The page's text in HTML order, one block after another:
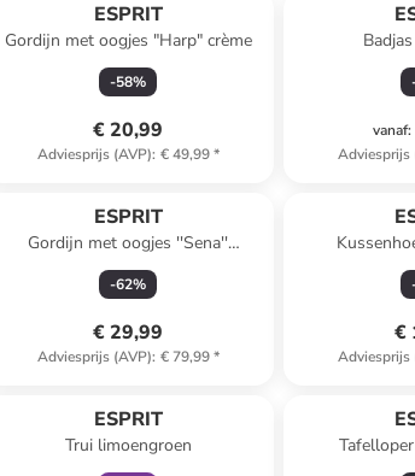
ESPRIT
Gordijn met oogjes "Harp" crème
-58%
€ 20,99
Adviesprijs (AVP): € 49,99*
vanaf:
Adviesprijs
ESPRIT
Gordijn met oogjes ''Sena''
beige/grijs
-62%
€ 29,99
Adviesprijs (AVP): € 79,99*
€
Adviesprijs
ESPRIT
Trui limoengroen